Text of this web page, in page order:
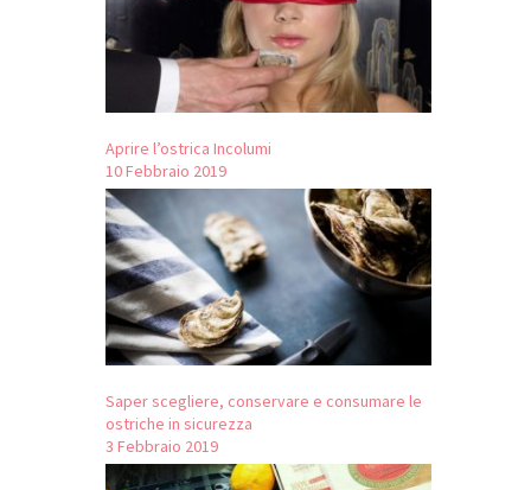
Aprire l’ostrica Incolumi
10 Febbraio 2019
Saper scegliere, conservare e consumare le
ostriche in sicurezza
3 Febbraio 2019